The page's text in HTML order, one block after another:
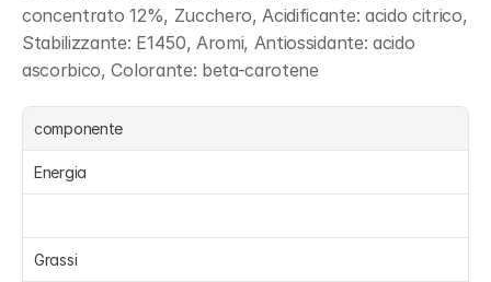
concentrato 12%, Zucchero, Acidificante: acido citrico,
Stabilizzante: E1450, Aromi, Antiossidante: acido
ascorbico, Colorante: beta-carotene
componente
Energia
Grassi